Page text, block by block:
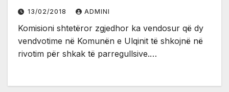
13/02/2018 ADMINI
Komisioni shtetëror zgjedhor ka vendosur që dy
vendvotime në Komunën e Ulqinit të shkojnë në
rivotim për shkak të parregullsive.…